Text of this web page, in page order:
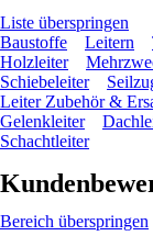
Liste überspringen
Baustoffe
Leitern
Holzleiter
Schiebeleiter
Leiter Zubehör &
Gelenkleiter
Schachtleiter
Bereich überspringen